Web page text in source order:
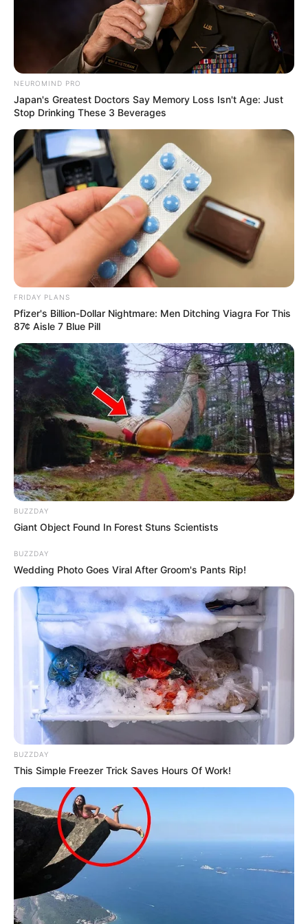
തിരുവനന്തപുരം:നാലാഞ്ചിറയിൽ മക്കളുടെ
കൺമുന്നിൽ വെച്ച് ഭാര്യയെ കഴുത്തറുത്ത്
കൊലപ്പെടുത്തിയ ഭർത്താവ് ട്രെയിൻ തട്ടി മരിച്ച
നിലയിൽ. കുറ്റകൃത്യത്തിന് ശേഷം രക്ഷപ്പെട്ട
ഭര്‍ത്താവ് സുരേഷിനെ തമിഴ്‌നാട്ടിലെ ചിദംബരത്ത്
റെയില്‍വെ ട്രാക്കിലാണ് മരിച്ച നിലയില്‍
കണ്ടെത്തിയത്. ഉദിയന്നൂർ ക്ഷേത്രത്തിന് സമീപം
താമസിക്കുന്ന ഹസീന ബിവി (36) ആണ്
കൊല്ലപ്പെട്ടത്. ഭർത്താവ് സുരേഷ് സംഭവത്തിന്
ശേഷം കാറുമായി കടന്നു കളയുകയായിരുന്നു.
സുരേഷിന്റെ ഫോണ്‍ നമ്പര്‍ കേന്ദ്രീകരിച്ച്
പ്രതിക്കായി പോലീസ് വ്യാപക തിരച്ചില്‍
നടത്തിവരികയായിരുന്നു. ഫോണ്‍ ടവര്‍
ലൊക്കേഷന്‍ കരമന ഭാഗത്താണ് കാണിച്ചത്.
തുടര്‍ന്നുള്ള അന്വേഷണത്തില്‍ കിള്ളിപ്പാലത്തെ
ഒരു കടയില്‍ നല്‍കിയശേഷമാണ് സുരേഷ്
രക്ഷപ്പെട്ടതെന്ന് കണ്ടെത്തി. സുരേഷ് രക്ഷപ്പെട്ട
കാര്‍ ബാലരാമപുരത്ത് ഉപേക്ഷിക്കപ്പെട്ട നിലയിലും
കണ്ടെത്തിയിരുന്നു.
NEUROMIND PRO
Japan's Greatest Doctors Say Memory Loss Isn't Age: Just
Stop Drinking These 3 Beverages
FRIDAY PLANS
Pfizer's Billion-Dollar Nightmare: Men Ditching Viagra For This
87¢ Aisle 7 Blue Pill
BUZZDAY
Giant Object Found In Forest Stuns Scientists
BUZZDAY
Wedding Photo Goes Viral After Groom's Pants Rip!
BUZZDAY
This Simple Freezer Trick Saves Hours Of Work!